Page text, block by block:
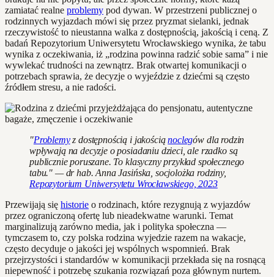
zamiatać realne problemy pod dywan. W przestrzeni publicznej o
rodzinnych wyjazdach mówi się przez pryzmat sielanki, jednak
rzeczywistość to nieustanna walka z dostępnością, jakością i ceną. Z
badań Repozytorium Uniwersytetu Wrocławskiego wynika, że tabu
wynika z oczekiwania, iż „rodzina powinna radzić sobie sama” i nie
wywlekać trudności na zewnątrz. Brak otwartej komunikacji o
potrzebach sprawia, że decyzje o wyjeździe z dziećmi są często
źródłem stresu, a nie radości.
"Problemyz dostępnością i jakościąnoclegów dla rodzin
wpływają na decyzje o posiadaniu dzieci, ale rzadko są
publicznie poruszane. To klasyczny przykład społecznego
tabu." — dr hab. Anna Jasińska, socjolożka rodziny,
Repozytorium Uniwersytetu Wrocławskiego, 2023
Przewijają się historie o rodzinach, które rezygnują z wyjazdów
przez ograniczoną ofertę lub nieadekwatne warunki. Temat
marginalizują zarówno media, jak i polityka społeczna —
tymczasem to, czy polska rodzina wyjedzie razem na wakacje,
często decyduje o jakości jej wspólnych wspomnień. Brak
przejrzystości i standardów w komunikacji przekłada się na rosnącą
niepewność i potrzebę szukania rozwiązań poza głównym nurtem.